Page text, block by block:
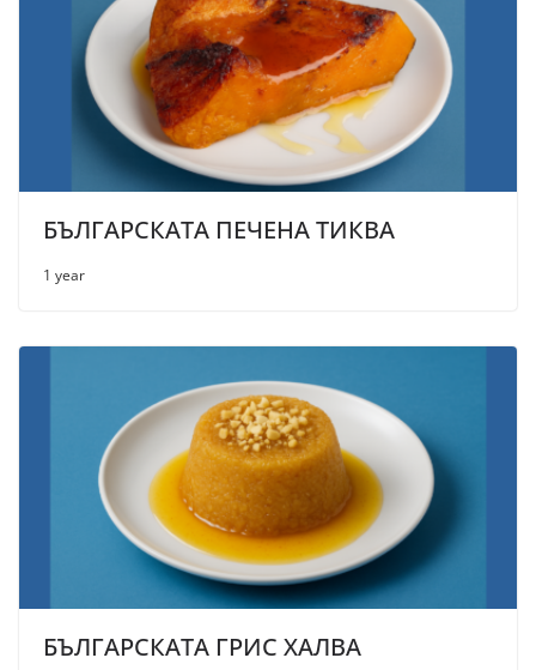
БЪЛГАРСКАТА ПЕЧЕНА ТИКВА
1 year
БЪЛГАРСКАТА ГРИС ХАЛВА